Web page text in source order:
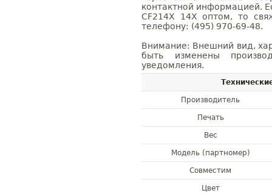
контактной информацией.
CF214X 14X оптом, то
телефону: (495) 970-69-48.
Внимание: Внешний вид,
быть изменены
уведомления.
Производитель
Печать
Вес
Модель (партномер)
Совместим
Цвет